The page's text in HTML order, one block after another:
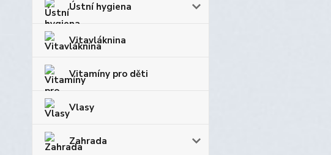
Ústní hygiena
Vitavláknina
Vitamíny pro děti
Vlasy
Zahrada